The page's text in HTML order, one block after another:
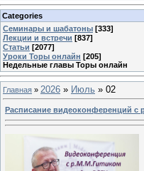
Categories
Семинары и шабатоны [333]
Лекции и встречи [837]
Статьи [2077]
Уроки Торы онлайн [205]
Недельные главы Торы онлайн
Главная » 2026 » Июль » 02
Расписание видеоконференций